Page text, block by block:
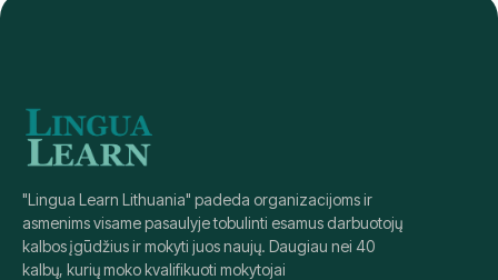
"Lingua Learn Lithuania" padeda organizacijoms ir
asmenims visame pasaulyje tobulinti esamus darbuotojų
kalbos įgūdžius ir mokyti juos naujų. Daugiau nei 40
kalbų, kurių moko kvalifikuoti mokytojai